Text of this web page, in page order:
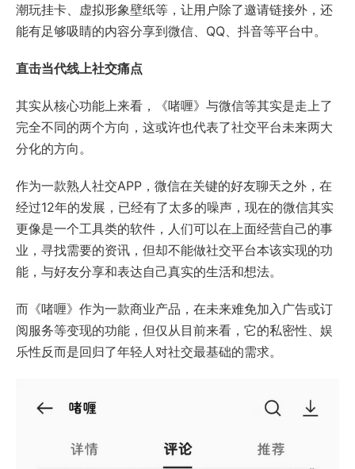
潮玩挂卡、虚拟形象壁纸等，让用户除了邀请链接外，还
能有足够吸睛的内容分享到微信、QQ、抖音等平台中。
直击当代线上社交痛点
其实从核心功能上来看，《啫喱》与微信等其实是走上了
完全不同的两个方向，这或许也代表了社交平台未来两大
分化的方向。
作为一款熟人社交APP，微信在关键的好友聊天之外，在
经过12年的发展，已经有了太多的噪声，现在的微信其实
更像是一个工具类的软件，人们可以在上面经营自己的事
业，寻找需要的资讯，但却不能做社交平台本该实现的功
能，与好友分享和表达自己真实的生活和想法。
而《啫喱》作为一款商业产品，在未来难免加入广告或订
阅服务等变现的功能，但仅从目前来看，它的私密性、娱
乐性反而是回归了年轻人对社交最基础的需求。